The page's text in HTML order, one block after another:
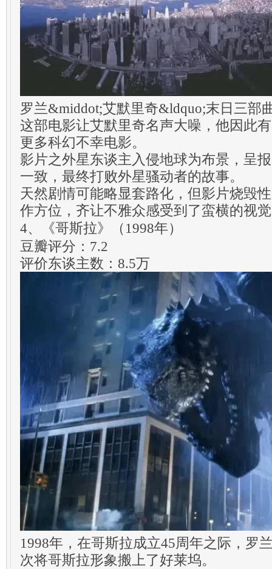
罗兰&middot;艾默里奇&ldquo;末日三部
这部电影让艾默里奇名声大噪，他因此
更多科幻不幸电影。
影片之外星东谈主入侵地球为布景，呈
一致，最终打败外星骚动者的故事。
天然剧情可能略显套路化，但影片烧毁
作方位，齐让不雅众感受到了蛮横的视
4、《哥斯拉》（1998年）
豆瓣评分：7.2
评价东谈主数：8.5万
1998年，在哥斯拉成立45周年之际，罗
次将哥斯拉形象搬上了好莱坞。